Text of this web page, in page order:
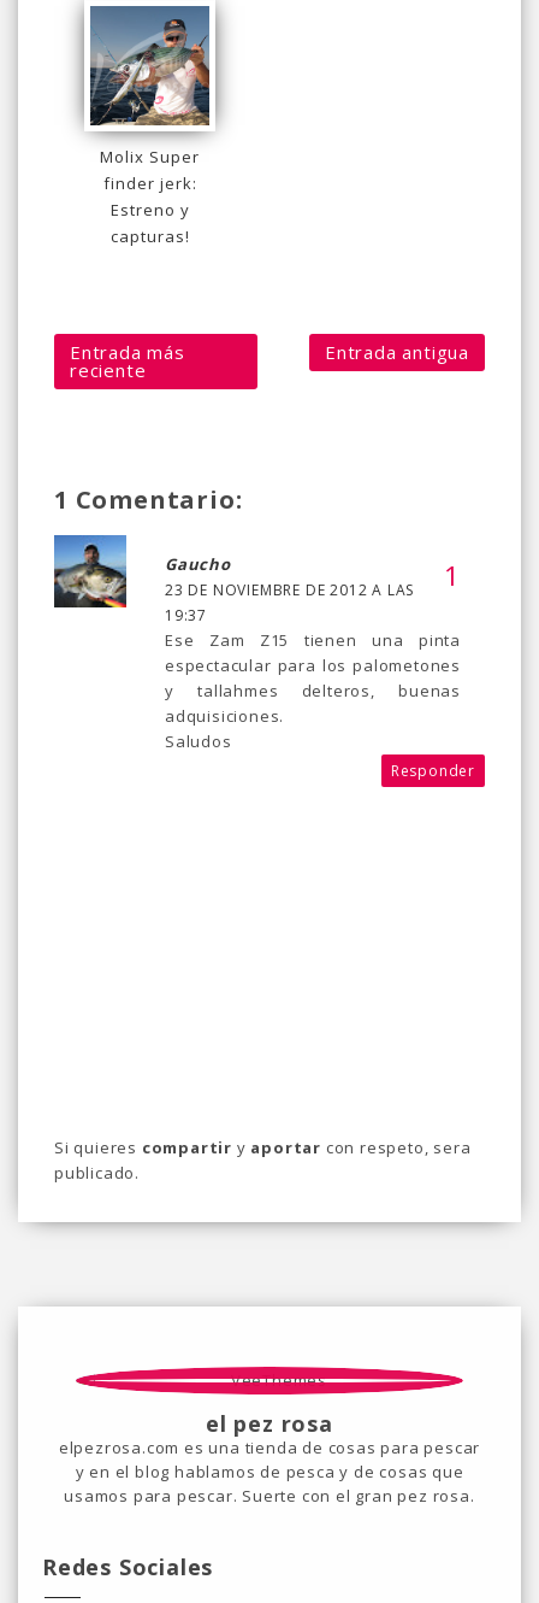
Molix Super
finder jerk:
Estreno y
capturas!
Entrada más
reciente
Entrada antigua
1 Comentario:
Gaucho
23 DE NOVIEMBRE DE 2012 A LAS
19:37
Ese Zam Z15 tienen una pinta
espectacular para los palometones
y tallahmes delteros, buenas
adquisiciones.
Saludos
Responder
Si quieres compartir y aportar con respeto, sera
publicado.
el pez rosa
elpezrosa.com es una tienda de cosas para pescar
y en el blog hablamos de pesca y de cosas que
usamos para pescar. Suerte con el gran pez rosa.
Redes Sociales